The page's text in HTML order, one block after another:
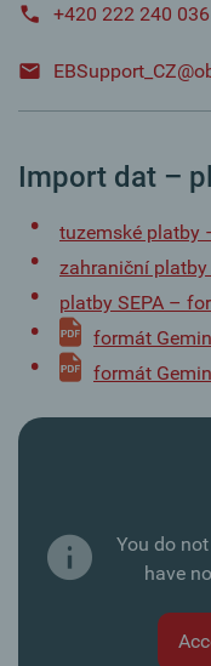
+420 222 240 036
Import dat –
tuzemské platby
zahraniční
platby SEPA –
formát
formát
You do
have